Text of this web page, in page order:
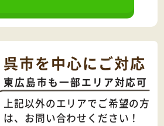
呉市を中心にご対応
東広島市も一部エリア対応可
上記以外のエリアでご希望の方
は、 お問い合わせください！